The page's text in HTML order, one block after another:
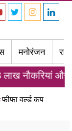
मनोरंजन
घरों की मांग में
फीफा वर्ल्ड कप